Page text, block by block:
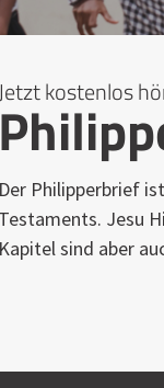
kostenlos
Der Philipperbrief
Testaments. Jesu
Kapitel sind aber